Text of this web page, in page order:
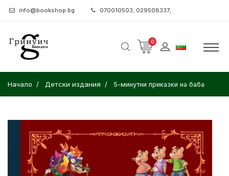
info@bookshop.bg 070010503; 029508337;
0
Начало Детски издания 5-минутни приказки на баба